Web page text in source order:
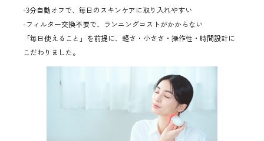
-3分自動オフで、毎日のスキンケアに取り入れやすい
-フィルター交換不要で、ランニングコストがかからない
「毎日使えること」を前提に、軽さ・小ささ・操作性・時間設計に
こだわりました。